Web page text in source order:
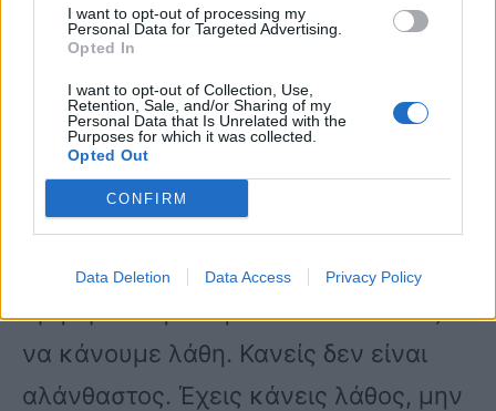
I want to opt-out of processing my
Personal Data for Targeted Advertising.
Opted In
I want to opt-out of Collection, Use,
Retention, Sale, and/or Sharing of my
Personal Data that Is Unrelated with the
Purposes for which it was collected.
Opted Out
CONFIRM
Data Deletion Data Access Privacy Policy
γενναιότητα -που την έχεις- και να
πεις λάθος μου, μάλλον ήθελα να πω
αυτό, αλλά έλα που δεν το έχεις πει κι
αυτό που έχεις πει είναι φοβερό και
τρομερό. Σπύρο, πάρ’ το πίσω, μην
εκτίθεσαι παραπάνω. Κι η θέση κι η
ιστορία σου εμπεριέχουν γενναιότητα.
Χρησιμοποιήσέ την. Δεν είναι λάθος
να κάνουμε λάθη. Κανείς δεν είναι
αλάνθαστος. Έχεις κάνεις λάθος, μην